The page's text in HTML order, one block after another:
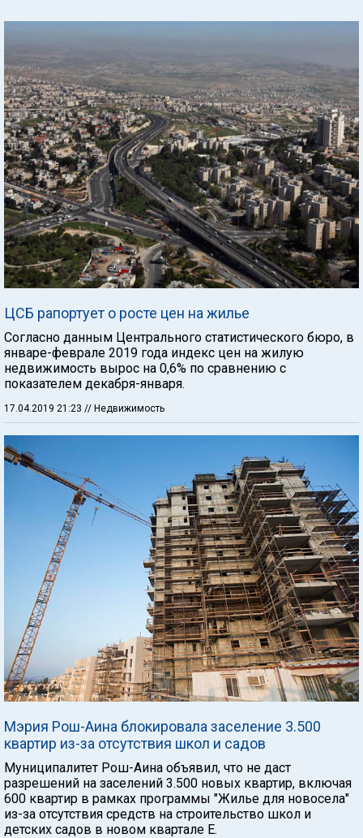
ЦСБ рапортует о росте цен на жилье
Согласно данным Центрального статистического бюро, в
январе-феврале 2019 года индекс цен на жилую
недвижимость вырос на 0,6% по сравнению с
показателем декабря-января.
17.04.2019 21:23 // Недвижимость
Мэрия Рош-Аина блокировала заселение 3.500
квартир из-за отсутствия школ и садов
Муниципалитет Рош-Аина объявил, что не даст
разрешений на заселений 3.500 новых квартир, включая
600 квартир в рамках программы "Жилье для новосела"
из-за отсутствия средств на строительство школ и
детских садов в новом квартале E.